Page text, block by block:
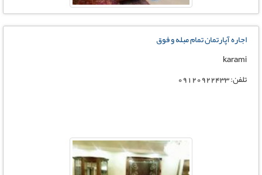
اجاره آپارتمان تمام مبله و فوق
karami
تلفن: 09120922433